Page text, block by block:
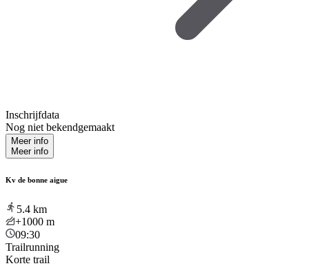
Inschrijfdata
Nog niet bekendgemaakt
Meer info
Meer info
Kv de bonne aigue
5.4 km
+1000 m
09:30
Trailrunning
Korte trail